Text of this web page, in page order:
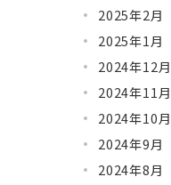
2025年2月
2025年1月
2024年12月
2024年11月
2024年10月
2024年9月
2024年8月